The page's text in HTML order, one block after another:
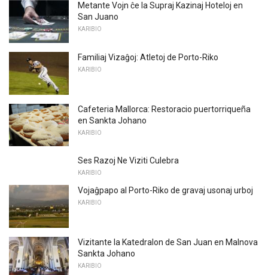
Metante Vojn ĉe la Supraj Kazinaj Hoteloj en
San Juano
KARIBIO
Familiaj Vizaĝoj: Atletoj de Porto-Riko
KARIBIO
Cafeteria Mallorca: Restoracio puertorriqueña
en Sankta Johano
KARIBIO
Ses Razoj Ne Viziti Culebra
KARIBIO
Vojaĝpapo al Porto-Riko de gravaj usonaj urboj
KARIBIO
Vizitante la Katedralon de San Juan en Malnova
Sankta Johano
KARIBIO